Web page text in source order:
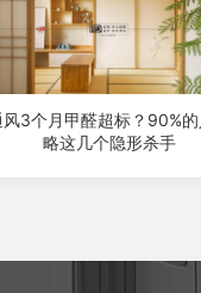
风3个月甲醛超标？90%的
略这几个隐形杀手